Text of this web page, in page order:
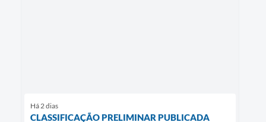
Há 2 dias
CLASSIFICAÇÃO PRELIMINAR PUBLICADA